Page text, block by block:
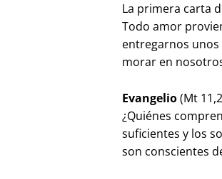
La primera carta
Todo amor
entregarnos
morar en
Evangelio(Mt
¿Quiénes
suficientes y los
son conscientes